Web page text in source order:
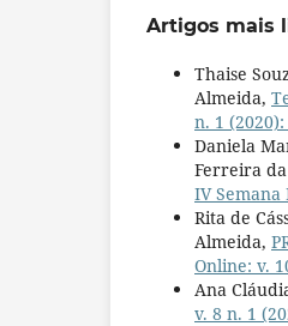
Artigos mais
Thaise
Almeida,
n. 1
Daniela
Ferreira
IV
Rita de
Almeida,
Online: v.
Ana
v. 8 n. 1